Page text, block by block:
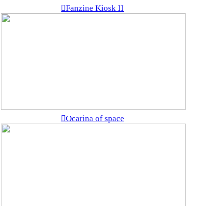
︎Fanzine Kiosk II
︎Ocarina of space